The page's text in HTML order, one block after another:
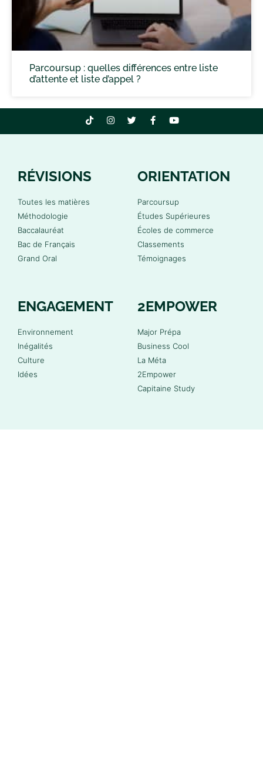
Parcoursup : quelles différences entre liste
d’attente et liste d’appel ?
RÉVISIONS
Toutes les matières
Méthodologie
Baccalauréat
Bac de Français
Grand Oral
ORIENTATION
Parcoursup
Études Supérieures
Écoles de commerce
Classements
Témoignages
ENGAGEMENT
Environnement
Inégalités
Culture
Idées
2EMPOWER
Major Prépa
Business Cool
La Méta
2Empower
Capitaine Study